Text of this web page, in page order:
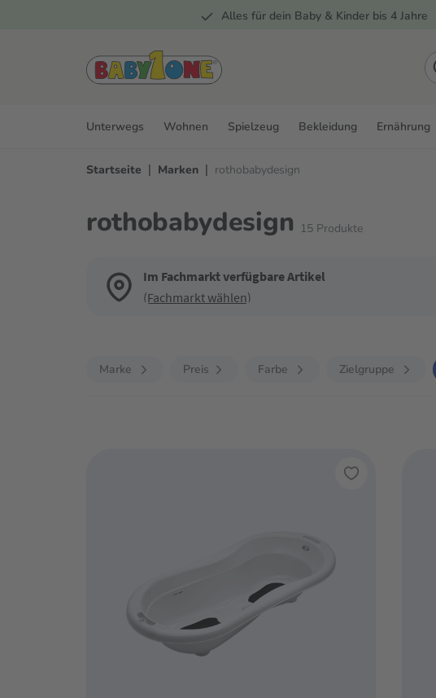
Zur Hauptnavigation springen Alles für dein Baby & Kinder bis 4 Jahre
Unterwegs Wohnen Spielzeug Bekleidung Ernährung
Startseite | Marken | rothobabydesign
rothobabydesign 15 Produkte
Im Fachmarkt verfügbare Artikel
(Fachmarkt wählen)
Verwende die Filter, um die Produktliste nach deinen Wünschen
Marke Preis Farbe Zielgruppe